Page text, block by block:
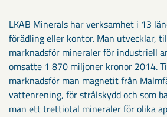
LKAB Minerals har verksamhet i 13
förädling eller kontor. Man utvecklar,
marknadsför mineraler för industriell
omsatte 1 870 miljoner kronor 2014.
marknadsför man magnetit från
vattenrening, för strålskydd och som
man ett trettiotal mineraler för olika